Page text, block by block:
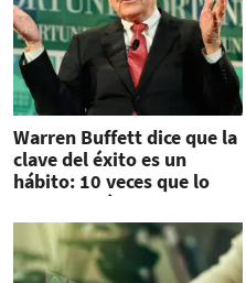
Warren Buffett dice que la
clave del éxito es un
hábito: 10 veces que lo
puso en práctica